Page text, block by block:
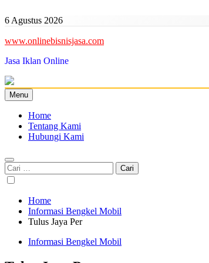
to
6 Agustus 2026
www.onlinebisnisjasa.com
Jasa Iklan Online
Menu
Home
Tentang Kami
Hubungi Kami
Cari
untuk:
Home
Informasi Bengkel Mobil
Tulus Jaya Per
Informasi Bengkel Mobil